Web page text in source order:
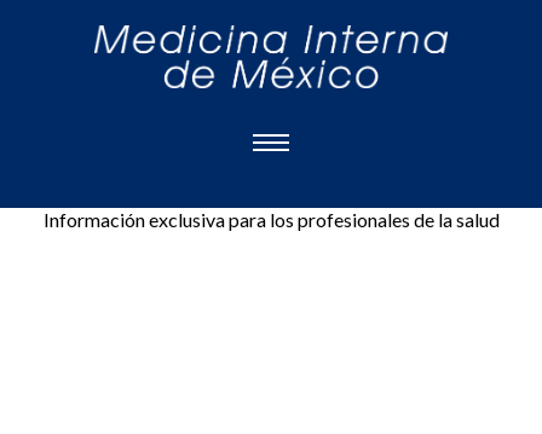
Información exclusiva para los profesionales de la salud